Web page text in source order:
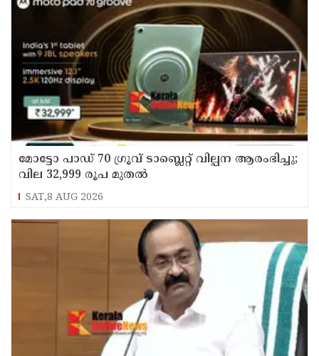
മോട്ടോ പാഡ് 70 ഗ്രൂവ് ടാബ്ലെറ്റ് വില്പന ആരംഭിച്ചു;
വില 32,999 രൂപ മുതൽ
SAT,8 AUG 2026